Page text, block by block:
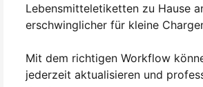
Lebensmitteletiketten zu Hause
erschwinglicher für kleine
Mit dem richtigen Workflow
jederzeit aktualisieren und